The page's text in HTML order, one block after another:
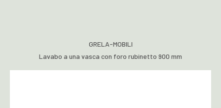
GRELA-MOBILI
Lavabo a una vasca con foro rubinetto 900 mm